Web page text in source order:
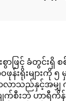
ားစွာဖြင့် ခံ
းရိုးများကို
သည်နှင့်အမျှ ကု
စီးဘဲ ဟာရီကိန်